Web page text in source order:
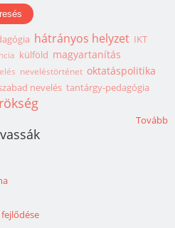
hátrányos helyzet IKT
külföld magyartanítás
neveléstörténet oktatáspolitika
nevelés tantárgy-pedagógia
Tovább